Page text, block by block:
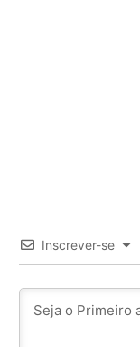
Inscrever-se